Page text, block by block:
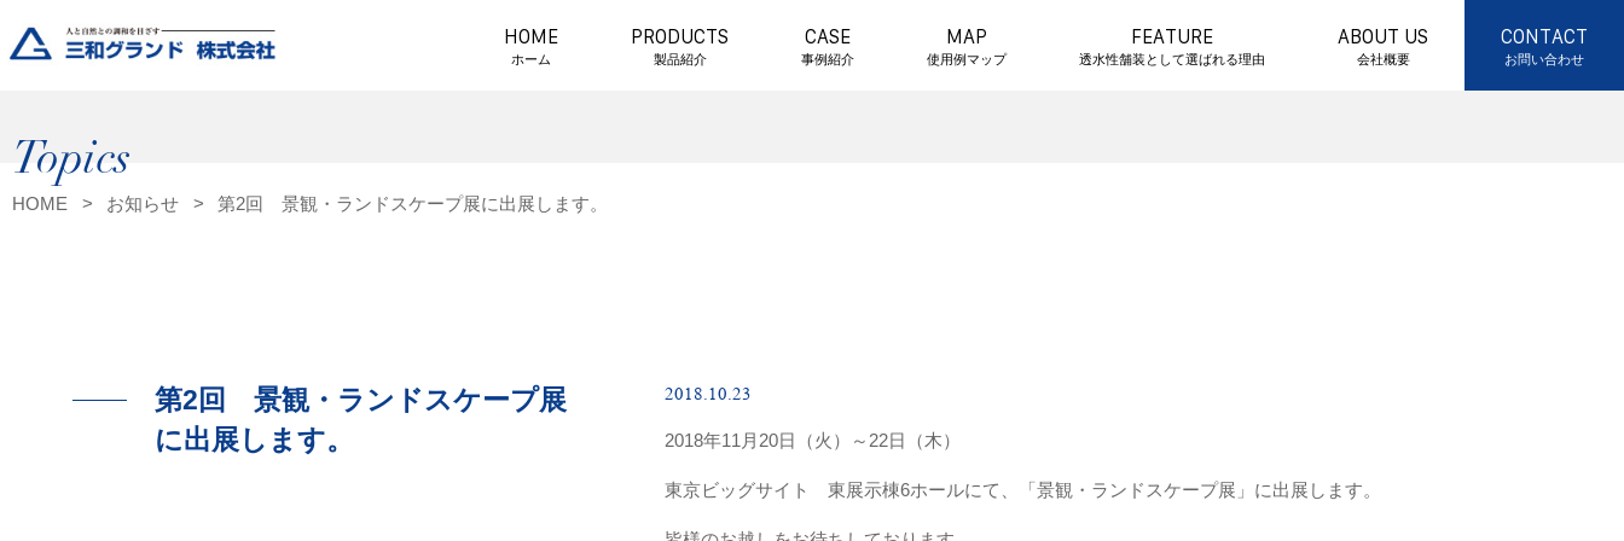
HOME
ホーム
PRODUCTS
製品紹介
CASE
事例紹介
MAP
使用例マップ
FEATURE
透水性舗装として選ばれる理由
ABOUT US
会社概要
CONTACT
お問い合わせ
Topics
HOME お知らせ 第2回 景観・ランドスケープ展に出展します。
第2回 景観・ランドスケープ展
に出展します。
2018.10.23
2018年11月20日（火）～22日（木）
東京ビッグサイト 東展示棟6ホールにて、「景観・ランドスケープ展」に出展します。